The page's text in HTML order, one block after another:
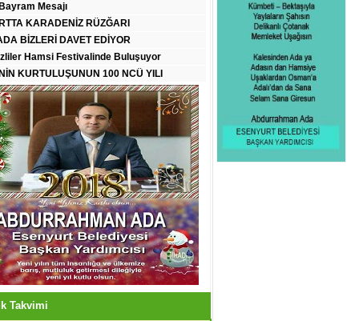
Mesajı
KARADENİZ RÜZĞARI
BİZLERİ DAVET EDİYOR
Hamsi Festivalinde Buluşuyor
KURTULUŞUNUN 100 NCÜ YILI
Takvimi